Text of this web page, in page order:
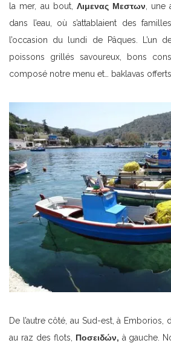
la mer, au bout,Λιμενας Μεστων, une
dans l’eau, où s’attablaient des
l’occasion du lundi de Pâques. L’un
poissons grillés savoureux, bons
composé notre menu et… baklavas
De l’autre côté, au Sud-est, à Emborios,
au raz des flots, Ποσειδών, à gauche.